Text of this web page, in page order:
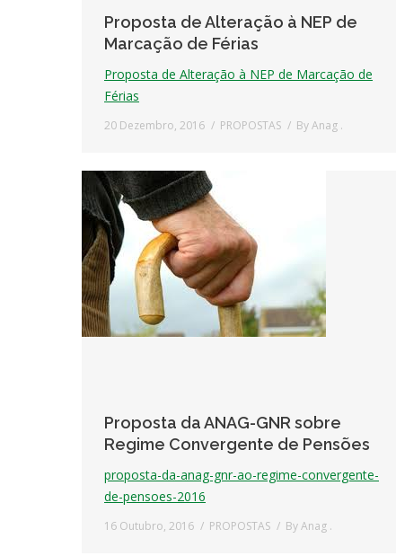
Proposta de Alteração à NEP de
Marcação de Férias
Proposta de Alteração à NEP de Marcação de
Férias
20 Dezembro, 2016 PROPOSTAS ByAnag .
Proposta da ANAG-GNR sobre
Regime Convergente de Pensões
proposta-da-anag-gnr-ao-regime-convergente-
de-pensoes-2016
16 Outubro, 2016 PROPOSTAS ByAnag .